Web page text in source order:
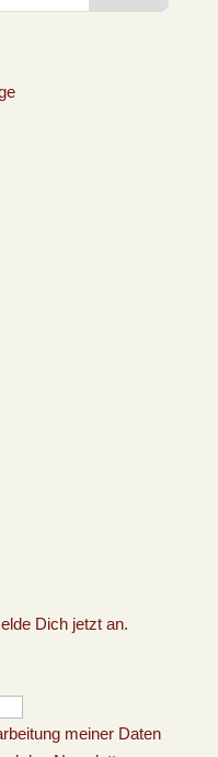
Dich jetzt an.
meiner Daten